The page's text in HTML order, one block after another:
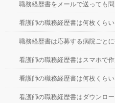
職務経歴書をメールで送っても
看護師の職務経歴書は何枚くら
職務経歴書は応募する病院ごと
看護師の職務経歴書はスマホで
看護師の職務経歴書は何枚くら
看護師の職務経歴書はダウンロ